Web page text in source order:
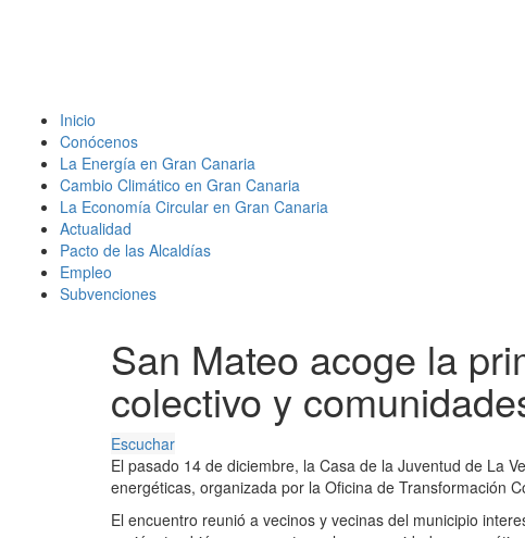
Inicio
Conócenos
La Energía en Gran Canaria
Cambio Climático en Gran Canaria
La Economía Circular en Gran Canaria
Actualidad
Pacto de las Alcaldías
Empleo
Subvenciones
San Mateo acoge la
colectivo y
Escuchar
El pasado 14 de diciembre, la Casa de la Juventud de La
energéticas, organizada por la Oficina de Transformación
El encuentro reunió a vecinos y vecinas del municipio